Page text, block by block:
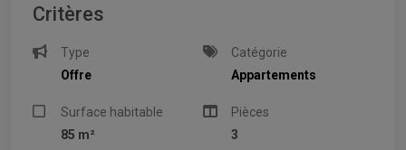
Critères
Type
Offre
Catégorie
Appartements
Surface habitable
85 m²
Pièces
3